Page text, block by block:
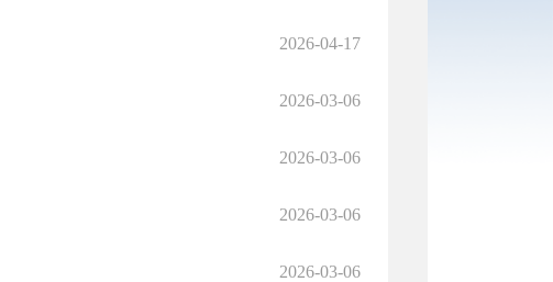
2026-04-17
2026-03-06
2026-03-06
2026-03-06
2026-03-06